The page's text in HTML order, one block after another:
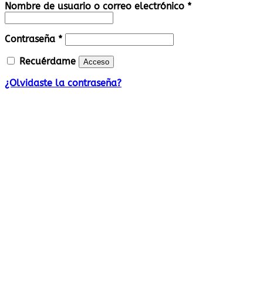
Nombre de usuario o correo electrónico *Obligatorio
Contraseña *Obligatorio
Recuérdame Acceso
¿Olvidaste la contraseña?